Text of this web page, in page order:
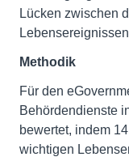
Lücken zwischen
Methodik
Für den
Behördendienste
bewertet, indem
wichtigen